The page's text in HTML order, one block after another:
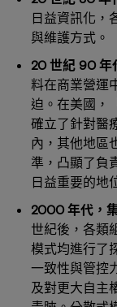
日益資訊化，
與維護方式。
20 世紀 90 年
料在商業營運
迫。在美國，
確立了針對醫
內，其他地區
準，凸顯了負
日益重要的地
2000 年代，
世紀後，各類
模式均進行了
一致性與管控
及對更大自主